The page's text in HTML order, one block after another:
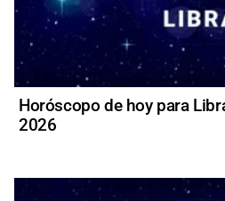
Horóscopo de hoy para
2026